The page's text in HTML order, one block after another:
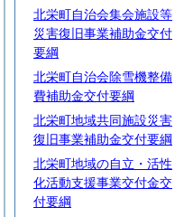
北栄町自治会集会施設等
災害復旧事業補助金交付
要綱
北栄町自治会除雪機整備
費補助金交付要綱
北栄町地域共同施設災害
復旧事業補助金交付要綱
北栄町地域の自立・活性
化活動支援事業交付金交
付要綱